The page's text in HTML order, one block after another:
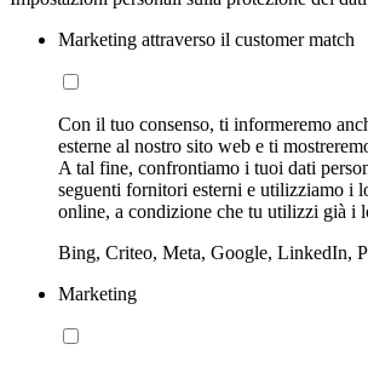
Marketing attraverso il customer match
Con il tuo consenso, ti informeremo
esterne al nostro sito web e ti
A tal fine, confrontiamo i tuoi dati
seguenti fornitori esterni e utilizziamo i
online, a condizione che tu utilizzi già i
Bing, Criteo, Meta, Google, LinkedIn,
Marketing